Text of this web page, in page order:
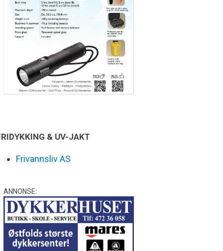
& UV-JAKT
Frivannsliv AS
ANNONSE: